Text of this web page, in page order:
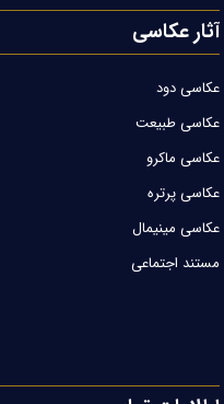
آثار عکاسی
عکاسی دود
عکاسی طبیعت
عکاسی ماکرو
عکاسی پرتره
عکاسی مینیمال
مستند اجتماعی